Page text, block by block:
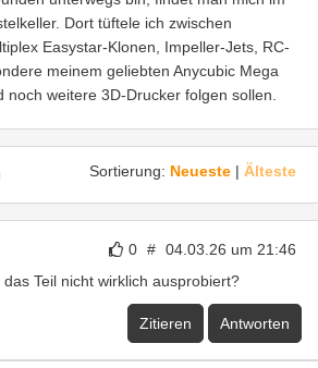
Dort tüftele ich zwischen
Easystar-Klonen, Impeller-Jets, RC-
meinem geliebten Anycubic Mega
noch weitere 3D-Drucker folgen sollen.
Sortierung: Neueste | Älteste
0 # 04.03.26 um 21:46
Teil nicht wirklich ausprobiert?
Zitieren Antworten